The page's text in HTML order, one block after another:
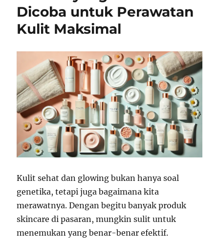
Dicoba untuk Perawatan
Kulit Maksimal
Kulit sehat dan glowing bukan hanya soal
genetika, tetapi juga bagaimana kita
merawatnya. Dengan begitu banyak produk
skincare di pasaran, mungkin sulit untuk
menemukan yang benar-benar efektif.